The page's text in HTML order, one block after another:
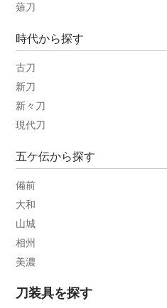
薙刀
時代から探す
古刀
新刀
新々刀
現代刀
五ケ伝から探す
備前
大和
山城
相州
美濃
刀装具を探す